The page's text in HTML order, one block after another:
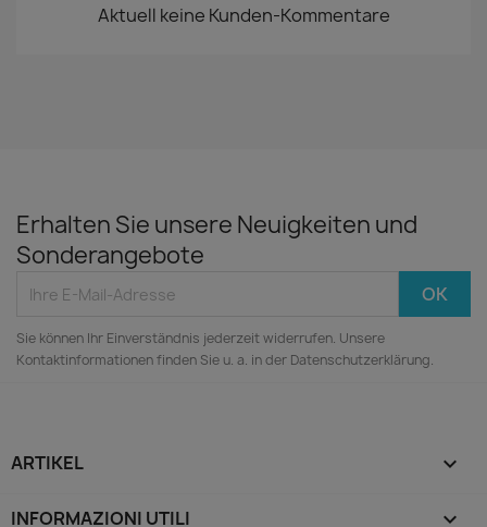
Aktuell keine Kunden-Kommentare
Erhalten Sie unsere Neuigkeiten und
Sonderangebote
Sie können Ihr Einverständnis jederzeit widerrufen. Unsere
Kontaktinformationen finden Sie u. a. in der Datenschutzerklärung.
ARTIKEL 
INFORMAZIONI UTILI 